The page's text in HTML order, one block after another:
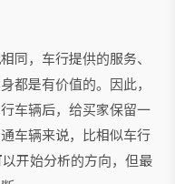
同，车行提供的服务、
都是有价值的。因此，
车辆后，给买家保留一
车辆来说，比相似车行
开始分析的方向，但最